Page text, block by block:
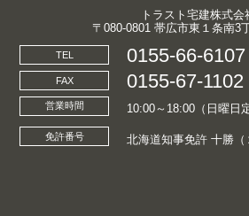
トラスト宅建株式会
〒080-0801 帯広市東１条南3
TEL 0155-66-6107
FAX 0155-67-1102
営業時間 10:00～18:00（日曜日
免許番号 北海道知事免許 十勝（